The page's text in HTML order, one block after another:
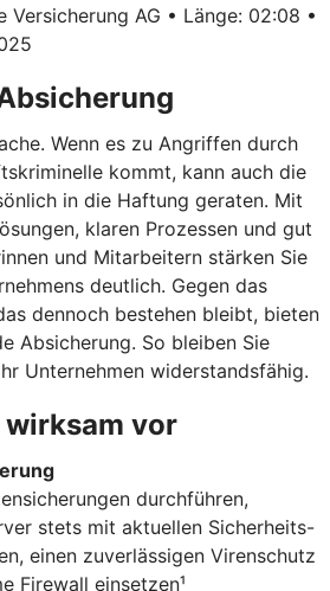
Versicherung AG • Länge: 02:08 •
Wenn es zu Angriffen durch
kommt, kann auch die
in die Haftung geraten. Mit
klaren Prozessen und gut
und Mitarbeitern stärken Sie
deutlich. Gegen das
dennoch bestehen bleibt, bieten
Absicherung. So bleiben Sie
Unternehmen widerstandsfähig.
wirksam vor
durchführen,
stets mit aktuellen Sicherheits-
einen zuverlässigen Virenschutz
Firewall einsetzen¹